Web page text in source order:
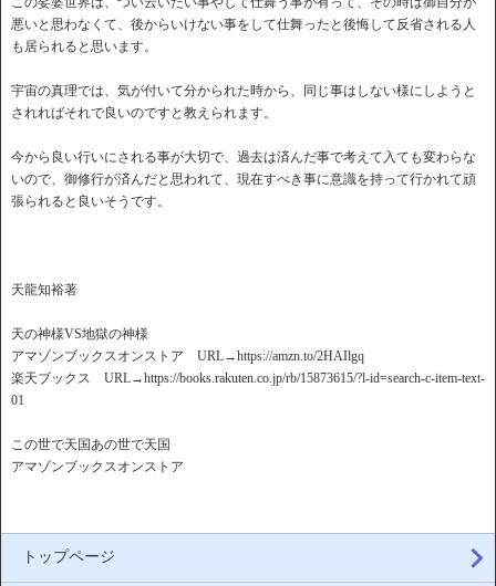
悪いと思わなくて、後からいけない事をして仕舞ったと後悔して反省される人
も居られると思います。
宇宙の真理では、気が付いて分かられた時から、同じ事はしない様にしようと
されればそれで良いのですと教えられます。
今から良い行いにされる事が大切で、過去は済んだ事で考えて入ても変わらな
いので、御修行が済んだと思われて、現在すべき事に意識を持って行かれて頑
張られると良いそうです。
天龍知裕著
天の神様VS地獄の神様
アマゾンブックスオンストア URL→https://amzn.to/2HAIlgq
楽天ブックス URL→https://books.rakuten.co.jp/rb/15873615/?l-id=search-c-item-text-
01
この世で天国あの世で天国
アマゾンブックスオンストア
トップページ